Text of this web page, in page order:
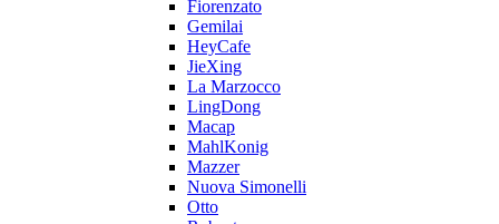
Fiorenzato
Gemilai
HeyCafe
JieXing
La Marzocco
LingDong
Macap
MahlKonig
Mazzer
Nuova Simonelli
Otto